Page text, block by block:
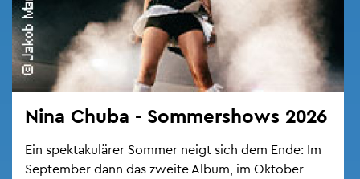
Nina Chuba - Som­mer­shows 2026
Ein spek­ta­ku­lä­rer Som­mer neigt sich dem Ende: Im
Sep­tem­ber dann das zwei­te Album, im Ok­to­ber